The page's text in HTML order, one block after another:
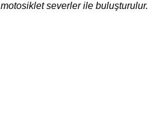
motosiklet severler ile buluşturulur.